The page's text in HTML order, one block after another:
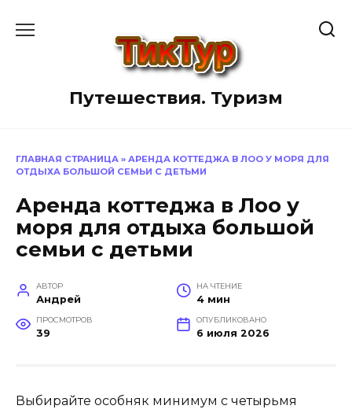
Путешествия. Туризм
ГЛАВНАЯ СТРАНИЦА » АРЕНДА КОТТЕДЖА В ЛОО У МОРЯ ДЛЯ
ОТДЫХА БОЛЬШОЙ СЕМЬИ С ДЕТЬМИ
Аренда коттеджа в Лоо у
моря для отдыха большой
семьи с детьми
АВТОР
Андрей
НА ЧТЕНИЕ
4 мин
ПРОСМОТРОВ
39
ОПУБЛИКОВАНО
6 июля 2026
Выбирайте особняк минимум с четырьмя